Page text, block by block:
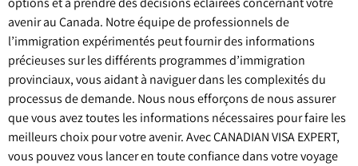
avenir au Canada. Notre équipe de professionnels de
l’immigration expérimentés peut fournir des informations
précieuses sur les différents programmes d’immigration
provinciaux, vous aidant à naviguer dans les complexités du
processus de demande. Nous nous efforçons de nous assurer
que vous avez toutes les informations nécessaires pour faire les
meilleurs choix pour votre avenir. Avec CANADIAN VISA EXPERT,
vous pouvez vous lancer en toute confiance dans votre voyage